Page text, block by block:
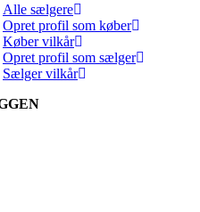
Alle sælgere
Opret profil som køber
Køber vilkår
Opret profil som sælger
Sælger vilkår